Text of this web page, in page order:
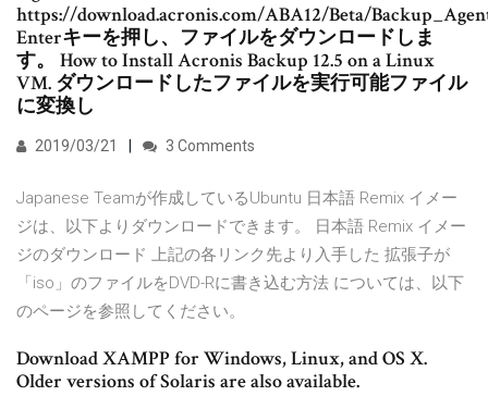
https://download.acronis.com/ABA12/Beta/
Enterキーを押し、ファイルをダウンロードしま
す。 How to Install Acronis Backup 12.5 on a Linux
VM. ダウンロードしたファイルを実行可能ファイル
に変換し
2019/03/21 3 Comments
Japanese Teamが作成しているUbuntu 日本語 Remix イメー
ジは、以下よりダウンロードできます。 日本語 Remix イメー
ジのダウンロード 上記の各リンク先より入手した 拡張子が
「iso」のファイルをDVD-Rに書き込む方法 については、以下
のページを参照してください。
Download XAMPP for Windows, Linux, and OS X.
Older versions of Solaris are also available.